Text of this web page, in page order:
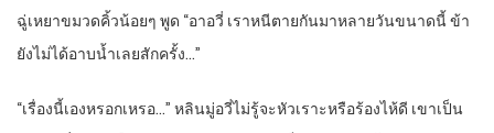
ฉู่เหยาขมวดคิ้วน้อยๆ พูด “อาอวี่ เราหนีตายกันมาหลายวันขนาดนี้ ข้า
ยังไม่ได้อาบน้ำเลยสักครั้ง…”
“เรื่องนี้เองหรอกเหรอ…” หลินมู่อวี่ไม่รู้จะหัวเราะหรือร้องไห้ดี เขาเป็น